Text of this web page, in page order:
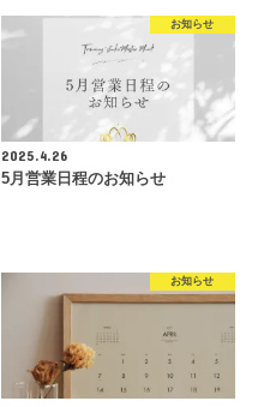
お知らせ
2025.4.26
5月営業日程のお知らせ
お知らせ